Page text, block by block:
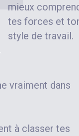
mieux
tes forces et
style de travail.
vraiment dans
à classer tes